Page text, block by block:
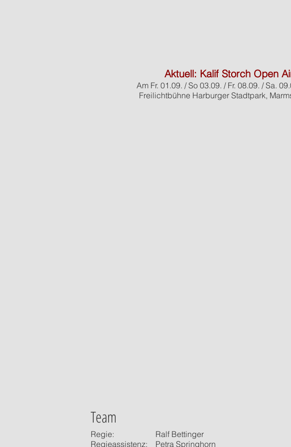
Aktuell: Kalif Storch Open
Am Fr. 01.09. / So 03.09. / Fr. 08.09. / Sa.
Freilichtbühne Harburger Stadtpark,
Team
Regie:
Regieassistenz:
Ralf Bettinger
Petra Springhorn